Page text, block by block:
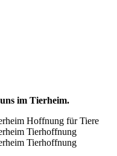
im Tierheim.